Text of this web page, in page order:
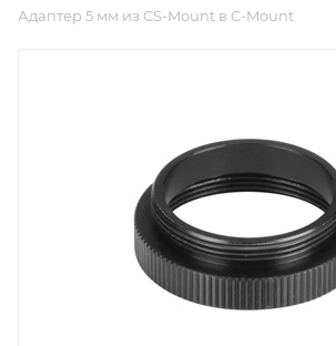
Адаптер 5 мм из CS-Mount в C-Mount